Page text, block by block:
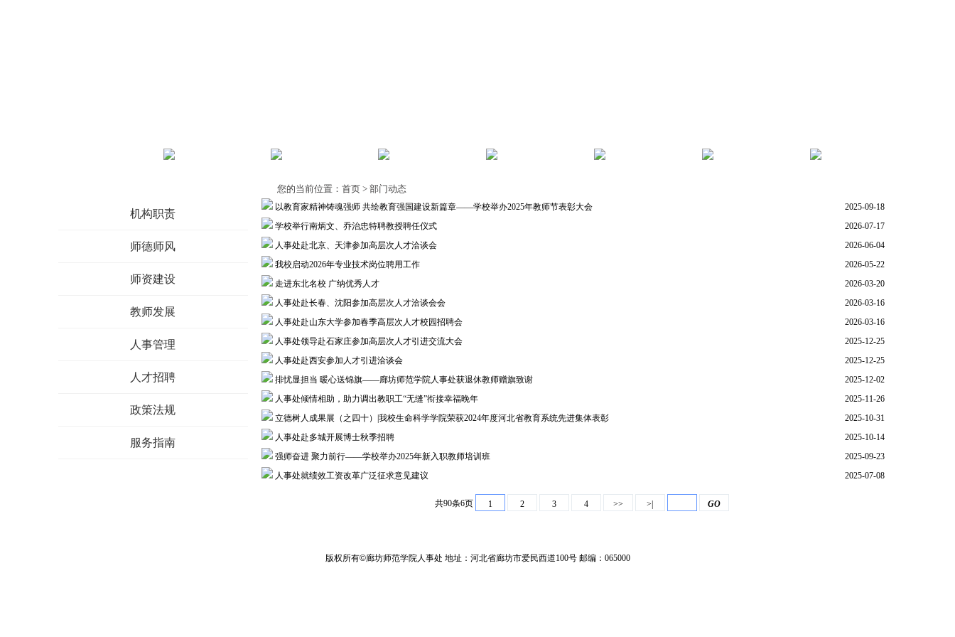
机构职责
师德师风
师资建设
教师发展
人事管理
人才招聘
政策法规
服务指南
您的当前位置： 首页 > 部门动态
以教育家精神铸魂强师 共绘教育强国建设新篇章——学校举办2025年教师节表彰大会
2025-09-18
学校举行南炳文、乔治忠特聘教授聘任仪式
2026-07-17
人事处赴北京、天津参加高层次人才洽谈会
2026-06-04
我校启动2026年专业技术岗位聘用工作
2026-05-22
走进东北名校 广纳优秀人才
2026-03-20
人事处赴长春、沈阳参加高层次人才洽谈会会
2026-03-16
人事处赴山东大学参加春季高层次人才校园招聘会
2026-03-16
人事处领导赴石家庄参加高层次人才引进交流大会
2025-12-25
人事处赴西安参加人才引进洽谈会
2025-12-25
排忧显担当 暖心送锦旗——廊坊师范学院人事处获退休教师赠旗致谢
2025-12-02
人事处倾情相助，助力调出教职工“无缝”衔接幸福晚年
2025-11-26
立德树人成果展（之四十）|我校生命科学学院荣获2024年度河北省教育系统先进集体表彰
2025-10-31
人事处赴多城开展博士秋季招聘
2025-10-14
强师奋进 聚力前行——学校举办2025年新入职教师培训班
2025-09-23
人事处就绩效工资改革广泛征求意见建议
2025-07-08
共90条6页 1 2 3 4 >> >| GO
版权所有©廊坊师范学院人事处 地址：河北省廊坊市爱民西道100号 邮编：065000